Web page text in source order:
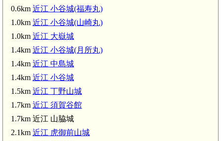
近江 虎御前山城(2.1km)
近江 月ヶ瀬城(4.2km)
0.6km 近江 小谷城(福寿丸)
1.0km 近江 小谷城(山崎丸)
1.0km 近江 大嶽城
1.4km 近江 小谷城(月所丸)
1.4km 近江 中島城
1.4km 近江 小谷城
1.5km 近江 丁野山城
1.7km 近江 須賀谷館
1.7km 近江 山脇城
2.1km 近江 虎御前山城